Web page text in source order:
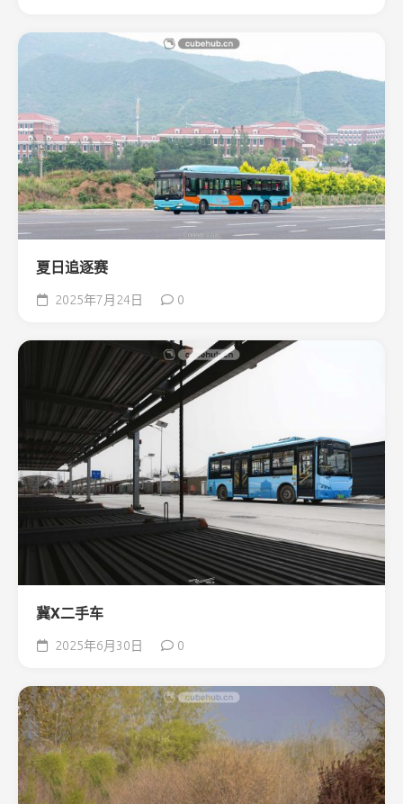
夏日追逐赛
2025年7月24日 0
冀X二手车
2025年6月30日 0